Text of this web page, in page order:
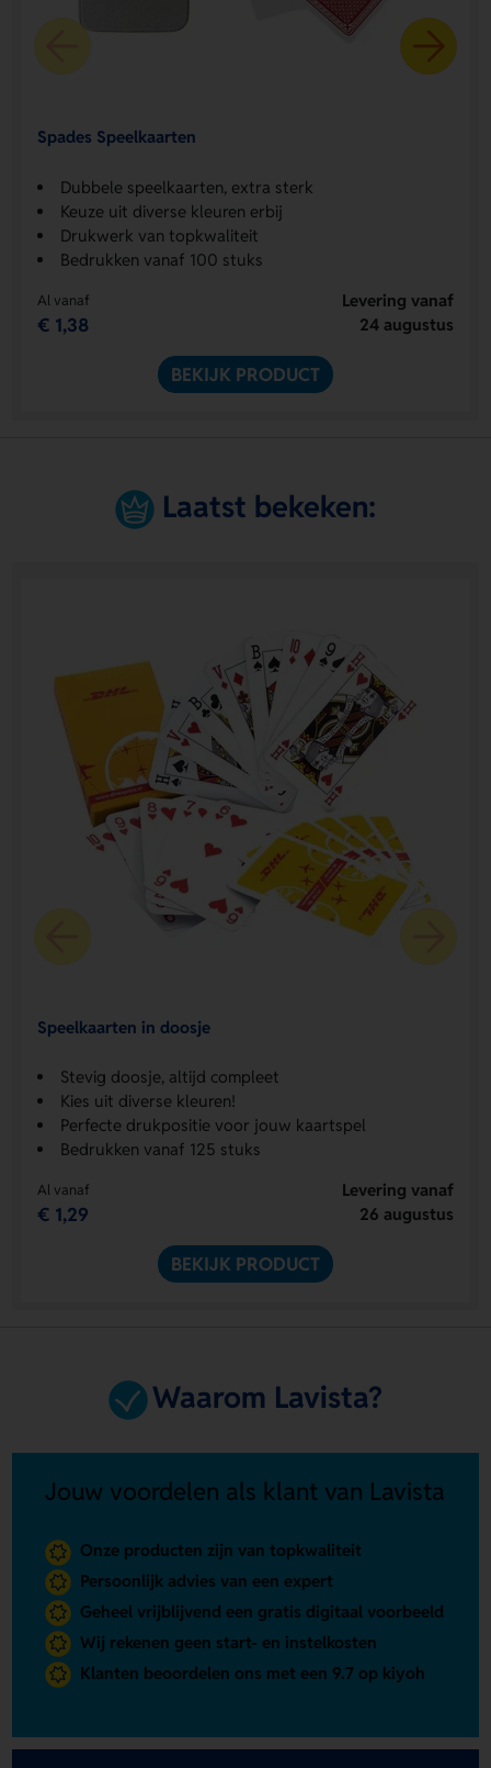
Spades Speelkaarten
Dubbele speelkaarten, extra sterk
Keuze uit diverse kleuren erbij
Drukwerk van topkwaliteit
Bedrukken vanaf 100 stuks
Al vanaf
€ 1,38
Levering vanaf
24 augustus
BEKIJK PRODUCT
Laatst bekeken:
Speelkaarten in doosje
Stevig doosje, altijd compleet
Kies uit diverse kleuren!
Perfecte drukpositie voor jouw kaartspel
Bedrukken vanaf 125 stuks
Al vanaf
€ 1,29
Levering vanaf
26 augustus
BEKIJK PRODUCT
Waarom Lavista?
Jouw voordelen als klant van Lavista
Onze producten zijn van topkwaliteit
Persoonlijk advies van een expert
Geheel vrijblijvend een gratis digitaal voorbeeld
Wij rekenen geen start- en instelkosten
Klanten beoordelen ons met een 9.7 op kiyoh